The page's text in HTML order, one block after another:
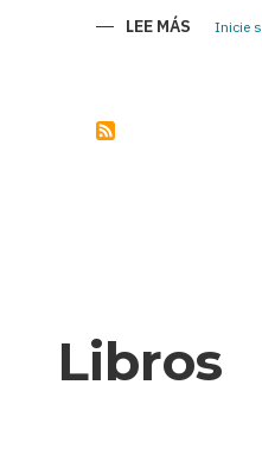
LEE MÁS SOBRE
Inicie
Libros